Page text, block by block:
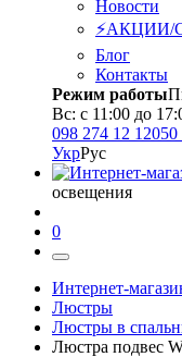
Новости
⚡АКЦИИ/
Блог
Контакты
Режим работы
Вс: с 11:00 до
098 274 12 12050
УкрРус
освещения
0
Интернет-
Люстры
Люстры в
Люстра подвес